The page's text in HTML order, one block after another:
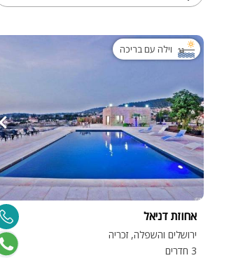
וילה עם בריכה
אחוזת דניאל
ירושלים והשפלה, זכריה
3 חדרים